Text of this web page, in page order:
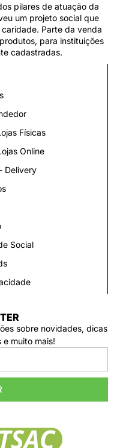
pilares de atuação da
um projeto social que
Parte da venda
para instituições
cadastradas.
Físicas
Online
Delivery
Social
sobre novidades, dicas
e muito mais!